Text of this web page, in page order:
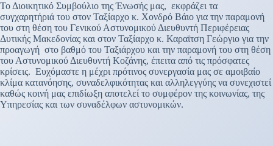
Το Διοικητικό Συμβούλιο της Ένωσής μας, εκφράζει τα
συγχαρητήριά του στον Ταξίαρχο κ. Χονδρό Βάιο για την παραμονή
του στη θέση του Γενικού Αστυνομικού Διευθυντή Περιφέρειας
Δυτικής Μακεδονίας και στον Ταξίαρχο κ. Καραϊτση Γεώργιο για την
προαγωγή στο βαθμό του Ταξιάρχου και την παραμονή του στη θέση
του Αστυνομικού Διευθυντή Κοζάνης, έπειτα από τις πρόσφατες
κρίσεις. Ευχόμαστε η μέχρι πρότινος συνεργασία μας σε αμοιβαίο
κλίμα κατανόησης, συναδελφικότητας και αλληλεγγύης να συνεχιστεί
καθώς κοινή μας επιδίωξη αποτελεί το συμφέρον της κοινωνίας, της
Υπηρεσίας και των συναδέλφων αστυνομικών.